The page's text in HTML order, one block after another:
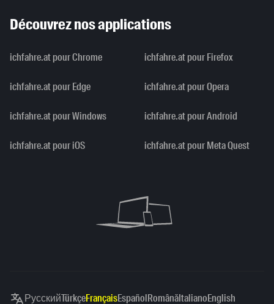
Découvrez nos applications
ichfahre.at pour Chrome ichfahre.at pour Firefox
ichfahre.at pour Edge ichfahre.at pour Opera
ichfahre.at pour Windows ichfahre.at pour Android
ichfahre.at pour iOS ichfahre.at pour Meta Quest
РусскийTürkçeFrançaisEspañolRomânăItalianoEnglish